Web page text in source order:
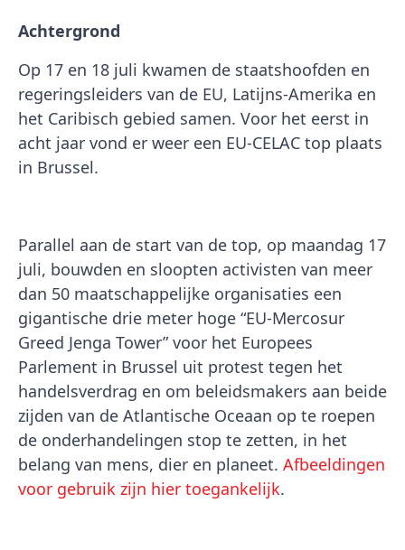
Achtergrond
Op 17 en 18 juli kwamen de staatshoofden en
regeringsleiders van de EU, Latijns-Amerika en
het Caribisch gebied samen. Voor het eerst in
acht jaar vond er weer een EU-CELAC top plaats
in Brussel.
Parallel aan de start van de top, op maandag 17
juli, bouwden en sloopten activisten van meer
dan 50 maatschappelijke organisaties een
gigantische drie meter hoge “EU-Mercosur
Greed Jenga Tower” voor het Europees
Parlement in Brussel uit protest tegen het
handelsverdrag en om beleidsmakers aan beide
zijden van de Atlantische Oceaan op te roepen
de onderhandelingen stop te zetten, in het
belang van mens, dier en planeet. Afbeeldingen
voor gebruik zijn hier toegankelijk.